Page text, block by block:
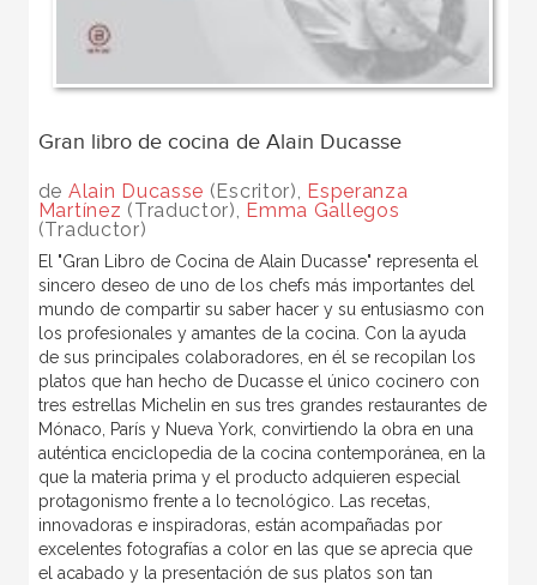
Gran libro de cocina de Alain Ducasse
de Alain Ducasse (Escritor), Esperanza
Martínez (Traductor), Emma Gallegos
(Traductor)
El "Gran Libro de Cocina de Alain Ducasse" representa el
sincero deseo de uno de los chefs más importantes del
mundo de compartir su saber hacer y su entusiasmo con
los profesionales y amantes de la cocina. Con la ayuda
de sus principales colaboradores, en él se recopilan los
platos que han hecho de Ducasse el único cocinero con
tres estrellas Michelin en sus tres grandes restaurantes de
Mónaco, París y Nueva York, convirtiendo la obra en una
auténtica enciclopedia de la cocina contemporánea, en la
que la materia prima y el producto adquieren especial
protagonismo frente a lo tecnológico. Las recetas,
innovadoras e inspiradoras, están acompañadas por
excelentes fotografías a color en las que se aprecia que
el acabado y la presentación de sus platos son tan